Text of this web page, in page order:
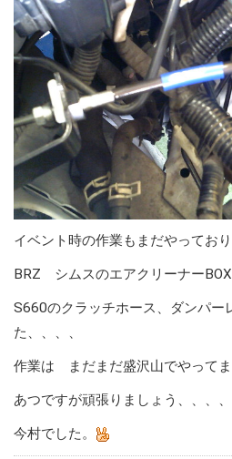
イベント時の作業もまだやっており
BRZ シムスのエアクリーナー
S660のクラッチホース、ダンパー
た、、、、
作業は まだまだ盛沢山でやってま
あつですが頑張りましょう、、、、
今村でした。